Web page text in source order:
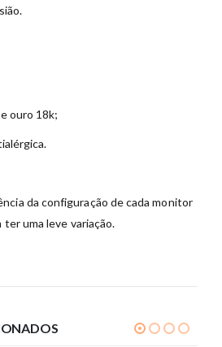
ouro 18k;
da configuração de cada monitor
uma leve variação.